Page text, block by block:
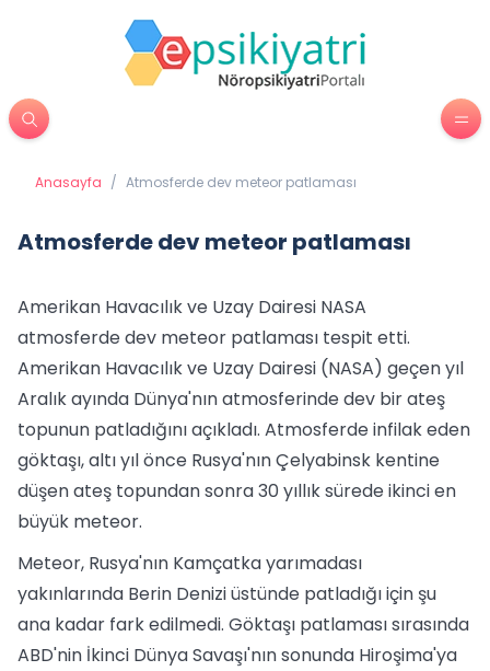
Anasayfa / Atmosferde dev meteor patlaması
Atmosferde dev meteor patlaması
Amerikan Havacılık ve Uzay Dairesi NASA
atmosferde dev meteor patlaması tespit etti.
Amerikan Havacılık ve Uzay Dairesi (NASA) geçen yıl
Aralık ayında Dünya'nın atmosferinde dev bir ateş
topunun patladığını açıkladı. Atmosferde infilak eden
göktaşı, altı yıl önce Rusya'nın Çelyabinsk kentine
düşen ateş topundan sonra 30 yıllık sürede ikinci en
büyük meteor.
Meteor, Rusya'nın Kamçatka yarımadası
yakınlarında Berin Denizi üstünde patladığı için şu
ana kadar fark edilmedi. Göktaşı patlaması sırasında
ABD'nin İkinci Dünya Savaşı'nın sonunda Hiroşima'ya